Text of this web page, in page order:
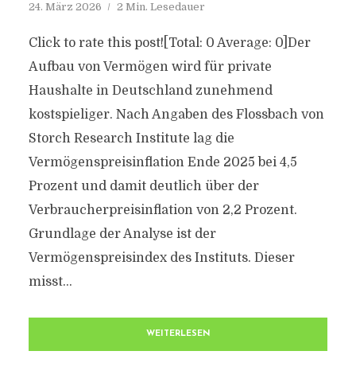
24. März 2026 2 Min. Lesedauer
Click to rate this post![Total: 0 Average: 0]Der
Aufbau von Vermögen wird für private
Haushalte in Deutschland zunehmend
kostspieliger. Nach Angaben des Flossbach von
Storch Research Institute lag die
Vermögenspreisinflation Ende 2025 bei 4,5
Prozent und damit deutlich über der
Verbraucherpreisinflation von 2,2 Prozent.
Grundlage der Analyse ist der
Vermögenspreisindex des Instituts. Dieser
misst...
WEITERLESEN